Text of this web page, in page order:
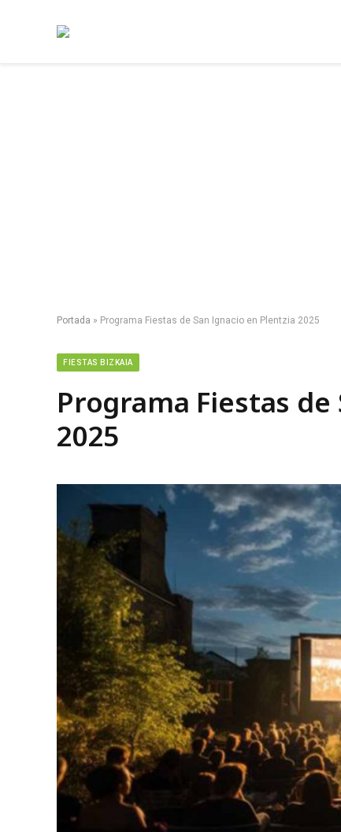
Portada » Programa Fiestas de San Ignacio en Plentzia 2025
FIESTAS BIZKAIA
Programa Fiestas
2025